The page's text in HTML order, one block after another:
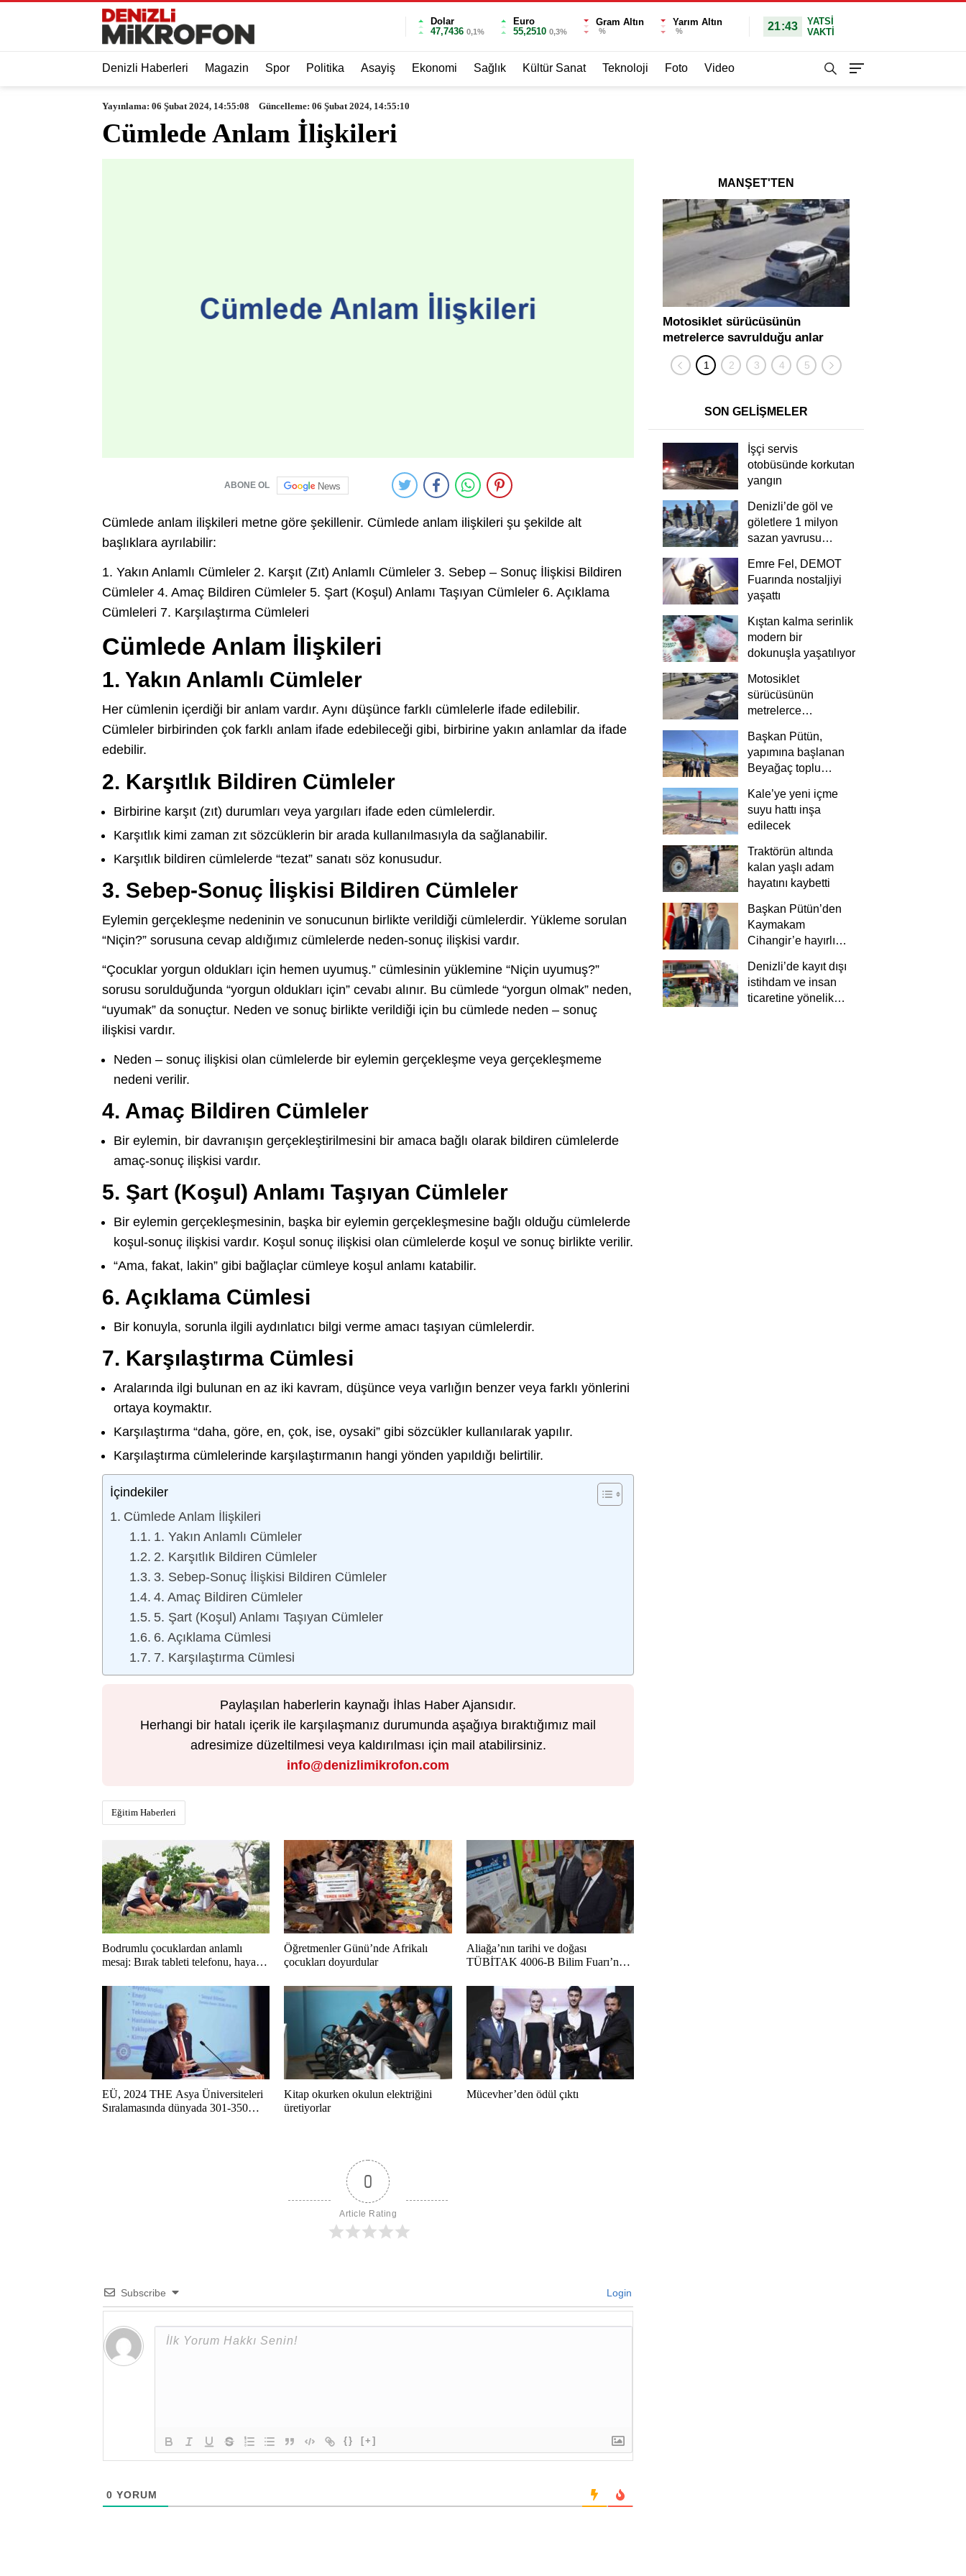
Dolar
47,7436 0,1%
Euro
55,2510 0,3%
Gram Altın
%
Yarım Altın
% 21:43
YATSI
VAKTİ
Denizli Haberleri Magazin Spor Politika Asayiş Ekonomi Sağlık Kültür Sanat Teknoloji Foto Video
Yayınlama: 06 Şubat 2024, 14:55:08 Güncelleme: 06 Şubat 2024, 14:55:10
Cümlede Anlam İlişkileri
ABONE OL News
Cümlede anlam ilişkileri metne göre şekillenir. Cümlede anlam ilişkileri şu şekilde alt
başlıklara ayrılabilir:
1. Yakın Anlamlı Cümleler 2. Karşıt (Zıt) Anlamlı Cümleler 3. Sebep – Sonuç İlişkisi Bildiren
Cümleler 4. Amaç Bildiren Cümleler 5. Şart (Koşul) Anlamı Taşıyan Cümleler 6. Açıklama
Cümleleri 7. Karşılaştırma Cümleleri
Cümlede Anlam İlişkileri
1. Yakın Anlamlı Cümleler
Her cümlenin içerdiği bir anlam vardır. Aynı düşünce farklı cümlelerle ifade edilebilir.
Cümleler birbirinden çok farklı anlam ifade edebileceği gibi, birbirine yakın anlamlar da ifade
edebilir.
2. Karşıtlık Bildiren Cümleler
Birbirine karşıt (zıt) durumları veya yargıları ifade eden cümlelerdir.
Karşıtlık kimi zaman zıt sözcüklerin bir arada kullanılmasıyla da sağlanabilir.
Karşıtlık bildiren cümlelerde “tezat” sanatı söz konusudur.
3. Sebep-Sonuç İlişkisi Bildiren Cümleler
Eylemin gerçekleşme nedeninin ve sonucunun birlikte verildiği cümlelerdir. Yükleme sorulan
“Niçin?” sorusuna cevap aldığımız cümlelerde neden-sonuç ilişkisi vardır.
“Çocuklar yorgun oldukları için hemen uyumuş.” cümlesinin yüklemine “Niçin uyumuş?”
sorusu sorulduğunda “yorgun oldukları için” cevabı alınır. Bu cümlede “yorgun olmak” neden,
“uyumak” da sonuçtur. Neden ve sonuç birlikte verildiği için bu cümlede neden – sonuç
ilişkisi vardır.
Neden – sonuç ilişkisi olan cümlelerde bir eylemin gerçekleşme veya gerçekleşmeme
nedeni verilir.
4. Amaç Bildiren Cümleler
Bir eylemin, bir davranışın gerçekleştirilmesini bir amaca bağlı olarak bildiren cümlelerde
amaç-sonuç ilişkisi vardır.
5. Şart (Koşul) Anlamı Taşıyan Cümleler
Bir eylemin gerçekleşmesinin, başka bir eylemin gerçekleşmesine bağlı olduğu cümlelerde
koşul-sonuç ilişkisi vardır. Koşul sonuç ilişkisi olan cümlelerde koşul ve sonuç birlikte verilir.
“Ama, fakat, lakin” gibi bağlaçlar cümleye koşul anlamı katabilir.
6. Açıklama Cümlesi
Bir konuyla, sorunla ilgili aydınlatıcı bilgi verme amacı taşıyan cümlelerdir.
7. Karşılaştırma Cümlesi
Aralarında ilgi bulunan en az iki kavram, düşünce veya varlığın benzer veya farklı yönlerini
ortaya koymaktır.
Karşılaştırma “daha, göre, en, çok, ise, oysaki” gibi sözcükler kullanılarak yapılır.
Karşılaştırma cümlelerinde karşılaştırmanın hangi yönden yapıldığı belirtilir.
İçindekiler
Cümlede Anlam İlişkileri
1. Yakın Anlamlı Cümleler
2. Karşıtlık Bildiren Cümleler
3. Sebep-Sonuç İlişkisi Bildiren Cümleler
4. Amaç Bildiren Cümleler
5. Şart (Koşul) Anlamı Taşıyan Cümleler
6. Açıklama Cümlesi
7. Karşılaştırma Cümlesi
Paylaşılan haberlerin kaynağı İhlas Haber Ajansıdır.
Herhangi bir hatalı içerik ile karşılaşmanız durumunda aşağıya bıraktığımız mail
adresimize düzeltilmesi veya kaldırılması için mail atabilirsiniz.
info@denizlimikrofon.com
Eğitim Haberleri
Bodrumlu çocuklardan anlamlı
mesaj: Bırak tableti telefonu, hayatı
Öğretmenler Günü’nde Afrikalı
çocukları doyurdular
Aliağa’nın tarihi ve doğası
TÜBİTAK 4006-B Bilim Fuarı’nda
EÜ, 2024 THE Asya Üniversiteleri
Sıralamasında dünyada 301-350
Kitap okurken okulun elektriğini
üretiyorlar
Mücevher’den ödül çıktı
0
Article Rating
Subscribe Login
{} [+]
0 YORUM
MANŞET'TEN
Motosiklet sürücüsünün
metrelerce savrulduğu anlar
güvenlik kamerasında
SON GELİŞMELER
İşçi servis
otobüsünde korkutan
yangın
Denizli’de göl ve
göletlere 1 milyon
sazan yavrusu
Emre Fel, DEMOT
Fuarında nostaljiyi
yaşattı
Kıştan kalma serinlik
modern bir
dokunuşla yaşatılıyor
Motosiklet
sürücüsünün
metrelerce
güvenlik
kamerasında
Başkan Pütün,
yapımına başlanan
Beyağaç toplu
Kale’ye yeni içme
suyu hattı inşa
edilecek
Traktörün altında
kalan yaşlı adam
hayatını kaybetti
Başkan Pütün’den
Kaymakam
Cihangir’e hayırlı
Denizli’de kayıt dışı
istihdam ve insan
ticaretine yönelik